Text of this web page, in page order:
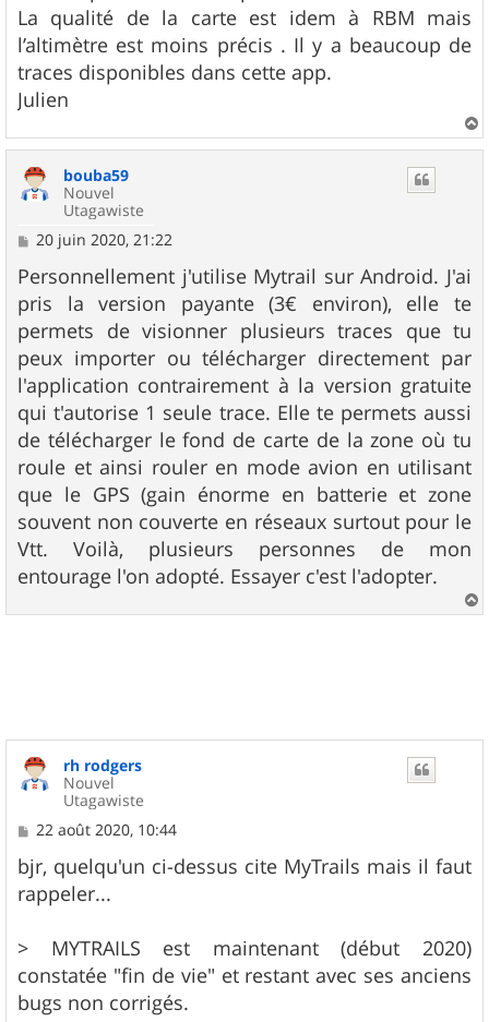
La qualité de la carte est idem à RBM mais
l’altimètre est moins précis . Il y a beaucoup de
traces disponibles dans cette app.
Julien
a
bouba59
Nouvel
Utagawiste
M
s
s
a
g
e
20 juin 2020, 21:22
Personnellement j'utilise Mytrail sur Android. J'ai
pris la version payante (3€ environ), elle te
permets de visionner plusieurs traces que tu
peux importer ou télécharger directement par
l'application contrairement à la version gratuite
qui t'autorise 1 seule trace. Elle te permets aussi
de télécharger le fond de carte de la zone où tu
roule et ainsi rouler en mode avion en utilisant
que le GPS (gain énorme en batterie et zone
souvent non couverte en réseaux surtout pour le
Vtt. Voilà, plusieurs personnes de mon
entourage l'on adopté. Essayer c'est l'adopter.
a
rh rodgers
Nouvel
Utagawiste
M
s
s
a
22 août 2020, 10:44
bjr, quelqu'un ci-dessus cite MyTrails mais il faut
rappeler...
> MYTRAILS est maintenant (début 2020)
constatée "fin de vie" et restant avec ses anciens
bugs non corrigés.